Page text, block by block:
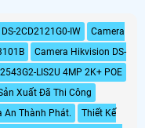
2CD2121G0-IW
Camera
Camera Hikvision DS-
LIS2U 4MP 2K+ POE
Xuất Đã Thi Công
An Thành Phát.
Thiết Kế